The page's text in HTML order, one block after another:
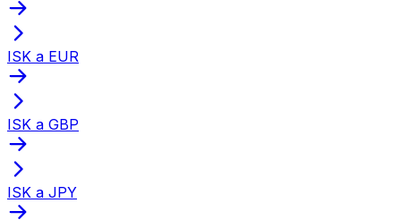
ISK a EUR
ISK a GBP
ISK a JPY